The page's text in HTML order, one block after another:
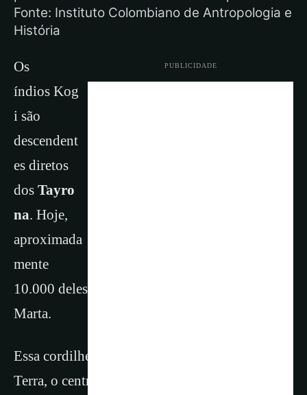
Fonte: Instituto Colombiano de Antropologia e
História
PUBLICIDADE
Os
índios Kog
i são
descendent
es diretos
dos Tayro
na. Hoje,
aproximada
mente
10.000 deles vivem na Sierra Nevada de Santa
Marta.
Essa cordilheira representa para eles a Mãe
Terra, o centro de tudo. Eles sempre viveram em